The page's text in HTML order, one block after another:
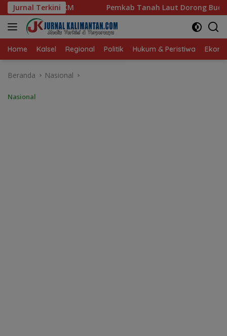
Langsung
ke
konten
Jurnal Terkini
Tanah Laut Dorong Budaya Hidup Sehat dan
Home Kalsel Regional Politik Hukum & Peristiwa
Beranda Nasional
Nasional